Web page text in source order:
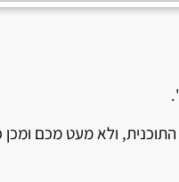
ולא מעט מכם